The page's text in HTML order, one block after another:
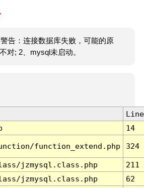
告：连接数据库失败，可能的原
对; 2、mysql未启动。
Line
14
function_extend.php 324
jzmysql.class.php
211
jzmysql.class.php
62